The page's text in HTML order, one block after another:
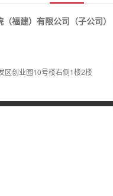
福建）有限公司（子公司）
区创业园10号楼右侧1楼2楼